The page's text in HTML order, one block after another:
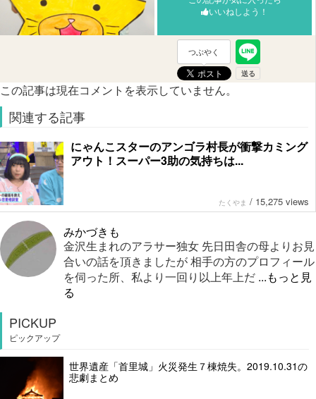
いいねしよう！
つぶやく
この記事は現在コメントを表示していません。
関連する記事
にゃんこスターのアンゴラ村長が衝撃カミング
アウト！スーパー3助の気持ちは...
たくやま / 15,275 views
みかづきも
金沢生まれのアラサー独女 先日田舎の母よりお見
合いの話を頂きましたが 相手の方のプロフィール
を伺った所、私より一回り以上年上だ ...もっと見
る
PICKUP
ピックアップ
世界遺産「首里城」火災発生７棟焼失。2019.10.31の
悲劇まとめ